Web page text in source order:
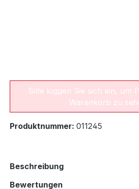
Bitte loggen Sie sich ein, um
Warenkorb zu
Produktnummer: 011245
Beschreibung
Bewertungen